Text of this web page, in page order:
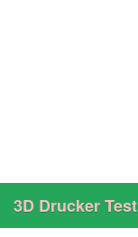
3D Drucker Test